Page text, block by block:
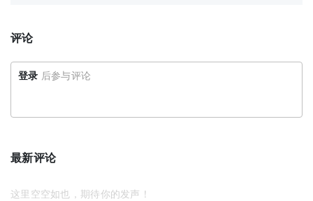
评论
登录 后参与评论
最新评论
这里空空如也，期待你的发声！